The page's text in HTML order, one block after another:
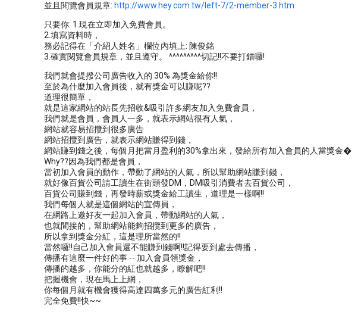
並且閱覽會員規章: http://www.hey.com.tw/left-7/2-member-3.htm
只要你: 1.現在立即加入免費會員。
2.填寫資料時，
務必記得在「介紹人姓名」欄位內填上: 陳俊銘
3.確實閱覽會員規章，並且遵守。 ^^^^^^^^^切記!!不要打錯囉!
我們就會提撥公司廣告收入的 30% 為獎金給你!!
至於為什麼加入會員後，就有獎金可以賺呢??
道理很簡單，
就是這家網站的站長先招收&吸引許多網友加入免費會員，
我們就是會員，會員人一多，就表示網站很有人氣，
網站就容易招攬到很多廣告
網站招攬到廣告，就表示網站賺得到錢，
網站賺到錢之後，每個月把當月盈利的30%拿出來，發給所有加入會員的人當獎金�
Why??因為我們都是會員，
當初加入會員的動作，帶動了網站的人氣，所以幫助網站賺到錢，
就好像百貨公司請工讀生在街頭發DM，DM吸引消費者去百貨公司，
百貨公司賺到錢，再發時薪或獎金給工讀生，道理是一樣啊!!
我們每個人就是這個網站的宣傳員，
在網路上邀好友一起加入會員，帶動網站的人氣，
也就間接的，幫助網站能夠招攬到更多的廣告，
所以拿到獎金分紅，這是理所當然的!!
當然囉!!自己加入會員還不能賺到錢啊!!記得要到處去傳播，
傳播有這麼一件好的事 -- 加入會員領獎金，
傳播的越多，你能分的紅也就越多，瞭解吧!!
把握機會，現在馬上上網，
你每個月就有機會獲得高達四萬多元的廣告紅利!!
完全免費!!快~~